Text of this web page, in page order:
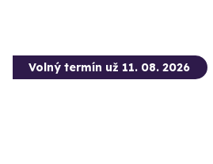
Volný termín už 11. 08. 2026